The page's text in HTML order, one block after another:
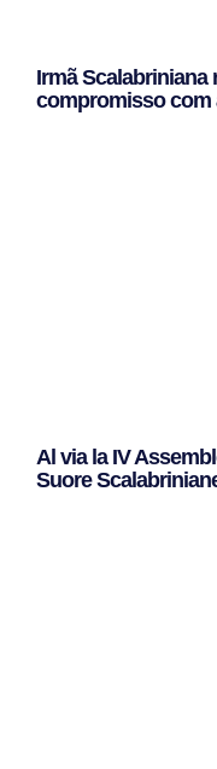
Irmã Scalabriniana
compromisso com
Al via la IV
Suore